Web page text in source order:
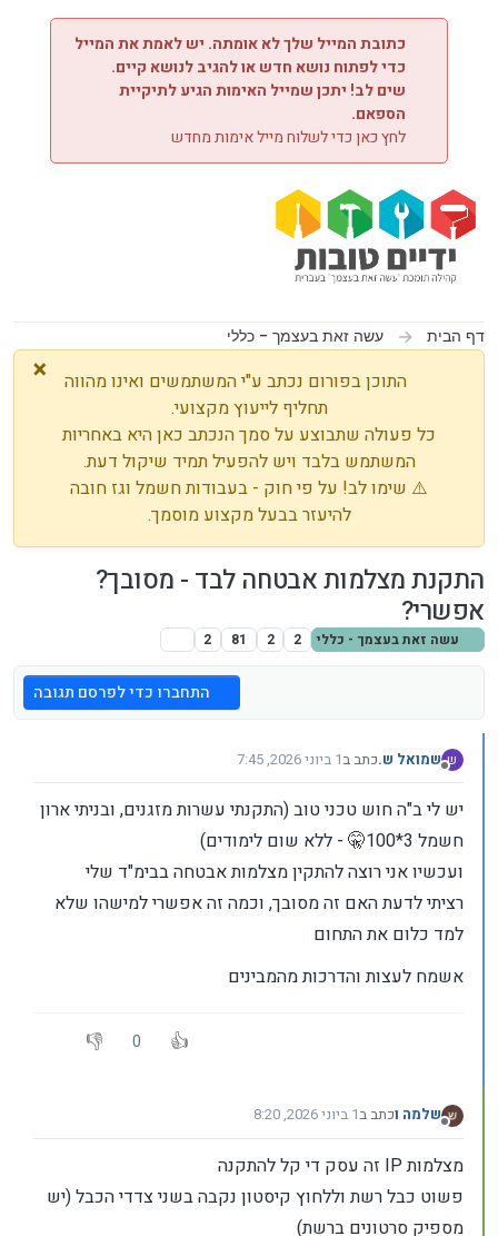
דילוג לתוכן
כתובת המייל שלך לא אומתה. יש לאמת את המייל
כדי לפתוח נושא חדש או להגיב לנושא קיים.
שים לב! יתכן שמייל האימות הגיע לתיקיית
הספאם.
לחץ כאן כדי לשלוח מייל אימות מחדש
דף הבית עשה זאת בעצמך - כללי
×
התוכן בפורום נכתב ע"י המשתמשים ואינו מהווה
תחליף לייעוץ מקצועי.
כל פעולה שתבוצע על סמך הנכתב כאן היא באחריות
המשתמש בלבד ויש להפעיל תמיד שיקול דעת.
⚠️ שימו לב! על פי חוק - בעבודות חשמל וגז חובה
להיעזר בבעל מקצוע מוסמך.
התקנת מצלמות אבטחה לבד - מסובך?
אפשרי?
עשה זאת בעצמך - כללי 2
2
81
2
התחברו כדי לפרסם תגובה
ש
מנותק
שמואל ש.כתב ב1 ביוני 2026, 7:45
נערך לאחרונה על ידי זוג ידיים ימניות
יש לי ב"ה חוש טכני טוב (התקנתי עשרות מזגנים, ובניתי ארון
חשמל 3*100🤫 - ללא שום לימודים)
ועכשיו אני רוצה להתקין מצלמות אבטחה בבימ"ד שלי
רציתי לדעת האם זה מסובך, וכמה זה אפשרי למישהו שלא
למד כלום את התחום
אשמח לעצות והדרכות מהמבינים
0
מנותק
שלמה וכתב ב1 ביוני 2026, 8:20
נערך לאחרונה על ידי
מצלמות IP זה עסק די קל להתקנה
פשוט כבל רשת וללחוץ קיסטון נקבה בשני צדדי הכבל (יש
מספיק סרטונים ברשת)